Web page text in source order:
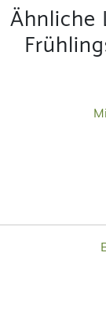
Ähnliche